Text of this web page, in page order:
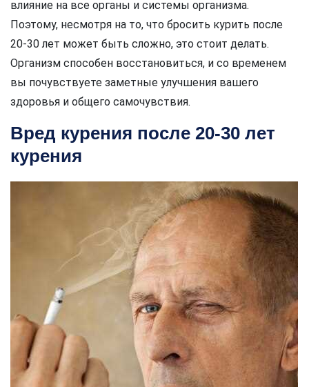
влияние на все органы и системы организма.
Поэтому, несмотря на то, что бросить курить после
20-30 лет может быть сложно, это стоит делать.
Организм способен восстановиться, и со временем
вы почувствуете заметные улучшения вашего
здоровья и общего самочувствия.
Вред курения после 20-30 лет
курения